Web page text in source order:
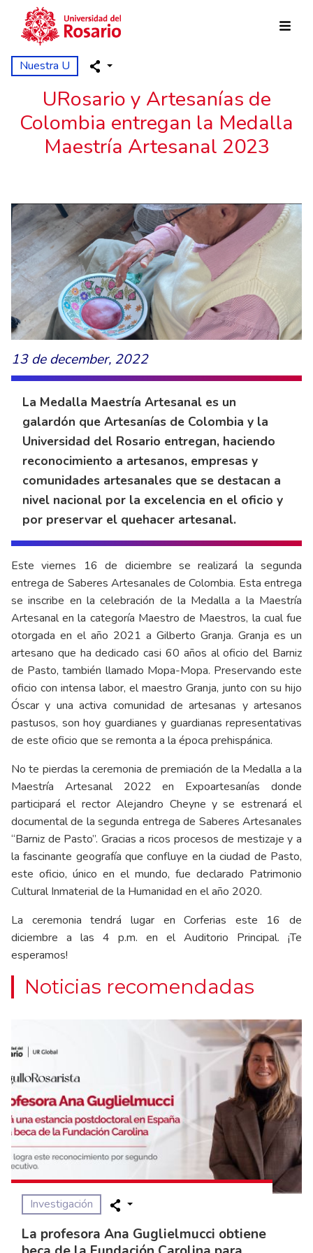
Skip to main content
Nuestra U
URosario y Artesanías de
Colombia entregan la Medalla
Maestría Artesanal 2023
13 de december, 2022
La Medalla Maestría Artesanal es un
galardón que Artesanías de Colombia y la
Universidad del Rosario entregan, haciendo
reconocimiento a artesanos, empresas y
comunidades artesanales que se destacan a
nivel nacional por la excelencia en el oficio y
por preservar el quehacer artesanal.
Este viernes 16 de diciembre se realizará la segunda
entrega de Saberes Artesanales de Colombia. Esta entrega
se inscribe en la celebración de la Medalla a la Maestría
Artesanal en la categoría Maestro de Maestros, la cual fue
otorgada en el año 2021 a Gilberto Granja. Granja es un
artesano que ha dedicado casi 60 años al oficio del Barniz
de Pasto, también llamado Mopa-Mopa. Preservando este
oficio con intensa labor, el maestro Granja, junto con su hijo
Óscar y una activa comunidad de artesanas y artesanos
pastusos, son hoy guardianes y guardianas representativas
de este oficio que se remonta a la época prehispánica.
No te pierdas la ceremonia de premiación de la Medalla a la
Maestría Artesanal 2022 en Expoartesanías donde
participará el rector Alejandro Cheyne y se estrenará el
documental de la segunda entrega de Saberes Artesanales
“Barniz de Pasto”. Gracias a ricos procesos de mestizaje y a
la fascinante geografía que confluye en la ciudad de Pasto,
este oficio, único en el mundo, fue declarado Patrimonio
Cultural Inmaterial de la Humanidad en el año 2020.
La ceremonia tendrá lugar en Corferias este 16 de
diciembre a las 4 p.m. en el Auditorio Principal. ¡Te
esperamos!
Noticias recomendadas
Investigación
La profesora Ana Guglielmucci obtiene